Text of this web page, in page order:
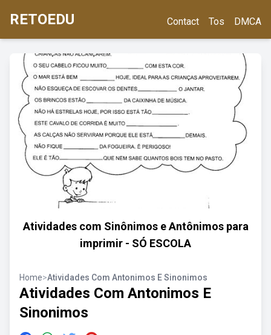
RETOEDU Contact Tos DMCA
Atividades com Sinônimos e Antônimos para
imprimir - SÓ ESCOLA
Home>Atividades Com Antonimos E Sinonimos
Atividades Com Antonimos E
Sinonimos